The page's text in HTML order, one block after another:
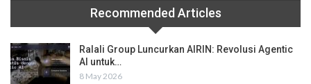
Recommended Articles
Ralali Group Luncurkan AIRIN: Revolusi Agentic
AI untuk…
8 May 2026